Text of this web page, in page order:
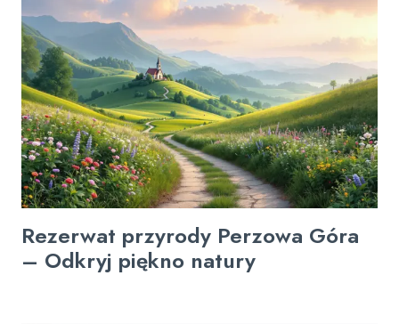
Rezerwat przyrody Perzowa Góra
– Odkryj piękno natury